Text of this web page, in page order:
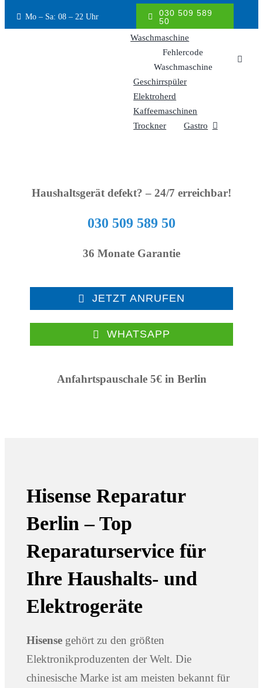
springen
Mo – Sa: 08 – 22 Uhr
030 509 589
50
Waschmaschine
Fehlercode
Waschmaschine
Geschirrspüler
Elektroherd
Kaffeemaschinen
Trockner
Gastro
Haushaltsgerät defekt? – 24/7 erreichbar!
030 509 589 50
36 Monate Garantie
JETZT ANRUFEN
WHATSAPP
Anfahrtspauschale 5€ in Berlin
Hisense Reparatur
Berlin –Top
Reparaturservice für
Ihre Haushalts- und
Elektrogeräte
Hisense gehört zu den größten
Elektronikproduzenten der Welt. Die
chinesische Marke ist am meisten bekannt für